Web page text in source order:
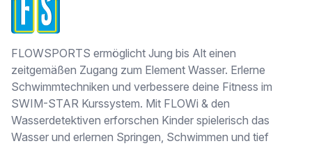
FLOWSPORTS ermöglicht Jung bis Alt einen
zeitgemäßen Zugang zum Element Wasser. Erlerne
Schwimmtechniken und verbessere deine Fitness im
SWIM-STAR Kurssystem. Mit FLOWi & den
Wasserdetektiven erforschen Kinder spielerisch das
Wasser und erlernen Springen, Schwimmen und tief